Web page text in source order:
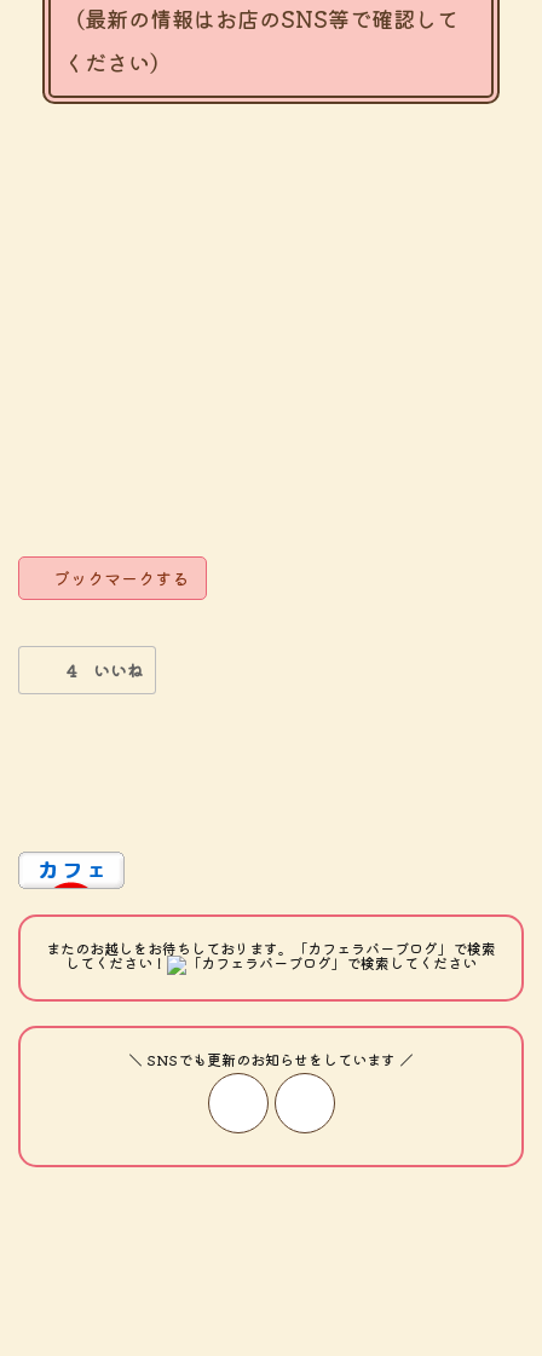
（最新の情報はお店のSNS等で確認して
ください）
ブックマークする
4 いいね
またのお越しをお待ちしております。「カフェラバーブログ」で検索
してください！
＼ SNSでも更新のお知らせをしています ／